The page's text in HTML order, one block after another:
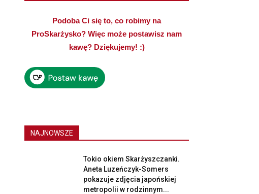
Podoba Ci się to, co robimy na
ProSkarżysko? Więc może postawisz nam
kawę? Dziękujemy! :)
NAJNOWSZE
Tokio okiem Skarżyszczanki.
Aneta Luzeńczyk-Somers
pokazuje zdjęcia japońskiej
metropolii w rodzinnym...